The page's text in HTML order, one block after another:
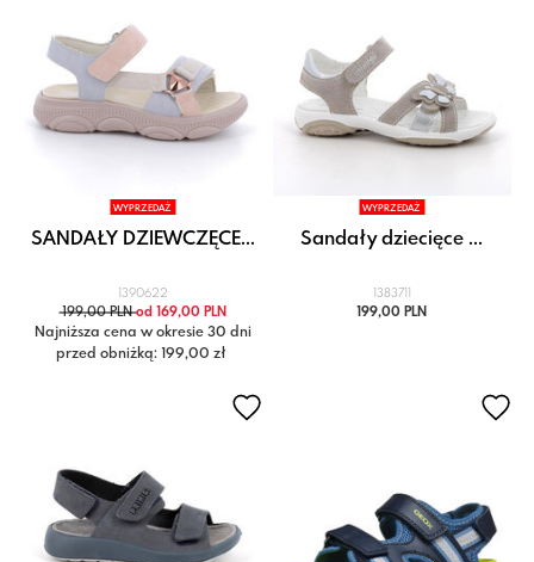
WYPRZEDAŻ
SANDAŁY DZIEWCZĘCE...
1390622
199,00 PLNod 169,00 PLN
Najniższa cena w okresie 30 dni
przed obniżką: 199,00 zł
WYPRZEDAŻ
Sandały dziecięce ...
1383711
199,00 PLN